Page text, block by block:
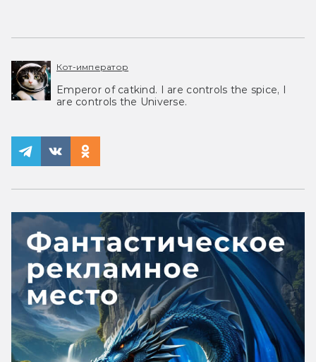
Кот-император
Emperor of catkind. I are controls the spice, I
are controls the Universe.